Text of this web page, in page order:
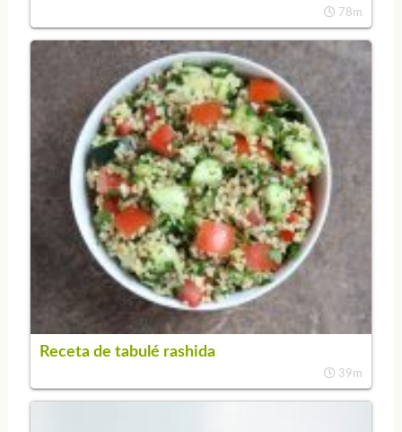
78m
Receta de tabulé rashida
39m